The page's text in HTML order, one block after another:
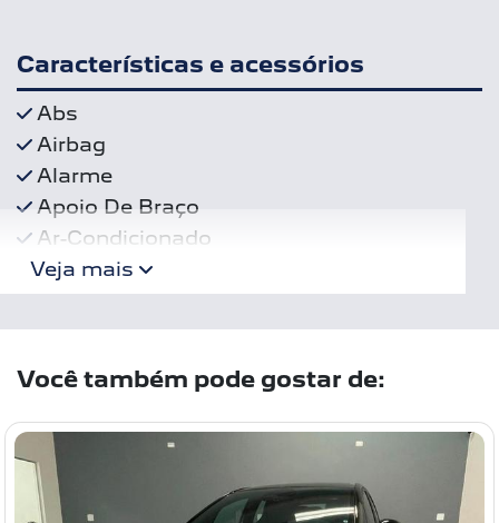
Características e acessórios
Abs
Airbag
Alarme
Apoio De Braço
Ar-Condicionado
Veja mais
Você também pode gostar de: